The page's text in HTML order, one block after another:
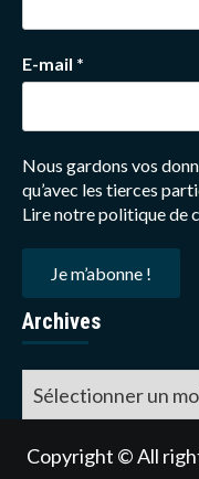
E-mail *
Nous gardons vos
qu’avec les tierces
Lire notre politique de
Archives
Archives
Copyright © All